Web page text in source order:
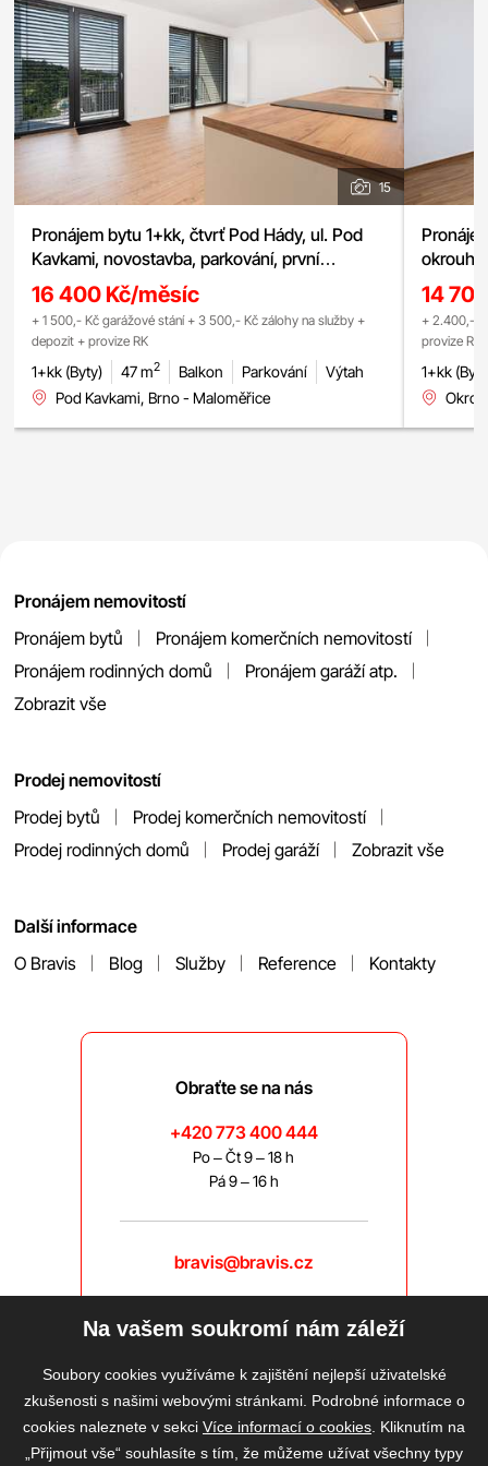
15
Pronájem bytu 1+kk, čtvrť Pod Hády, ul. Pod
Kavkami, novostavba, parkování, první
nájemník
16 400 Kč/měsíc
+ 1 500,- Kč garážové stání + 3 500,- Kč zálohy na služby +
depozit + provize RK
1+kk (Byty) 47 m2 Balkon Parkování
Výtah
Pod Kavkami, Brno - Maloměřice
14
+ 2.400,-
provize RK
1+kk
Pronájem nemovitostí
Pronájem bytů
Pronájem komerčních nemovitostí
Pronájem rodinných domů
Pronájem garáží atp.
Zobrazit vše
Prodej nemovitostí
Prodej bytů
Prodej komerčních nemovitostí
Prodej rodinných domů
Prodej garáží Zobrazit vše
Další informace
O Bravis
Blog Služby Reference Kontakty
Obraťte se na nás
+420 773 400 444
Po – Čt 9 – 18 h
Pá 9 – 16 h
bravis@bravis.cz
Na vašem soukromí nám záleží
Soubory cookies využíváme k zajištění nejlepší uživatelské
zkušenosti s našimi webovými stránkami. Podrobné informace o
cookies naleznete v sekci Více informací o cookies . Kliknutím na
„Přijmout vše“ souhlasíte s tím, že můžeme užívat všechny typy